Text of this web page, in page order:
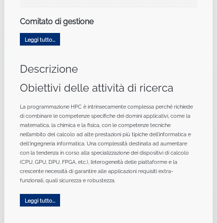
Comitato di gestione
Leggi tutto...
Descrizione
Obiettivi delle attività di ricerca
La programmazione HPC è intrinsecamente complessa perché richiede
di combinare le competenze specifiche dei domini applicativi, come la
matematica, la chimica e la fisica, con le competenze tecniche
nell’ambito del calcolo ad alte prestazioni più tipiche dell’informatica e
dell'ingegneria informatica. Una complessità destinata ad aumentare
con la tendenza in corso alla specializzazione dei dispositivi di calcolo
(CPU, GPU, DPU, FPGA, etc.), l’eterogeneità delle piattaforme e la
crescente necessità di garantire alle applicazioni requisiti extra-
funzionali, quali sicurezza e robustezza.
Leggi tutto...